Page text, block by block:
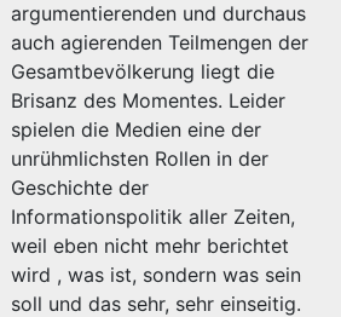
argumentierenden und durchaus
auch agierenden Teilmengen der
Gesamtbevölkerung liegt die
Brisanz des Momentes. Leider
spielen die Medien eine der
unrühmlichsten Rollen in der
Geschichte der
Informationspolitik aller Zeiten,
weil eben nicht mehr berichtet
wird , was ist, sondern was sein
soll und das sehr, sehr einseitig.